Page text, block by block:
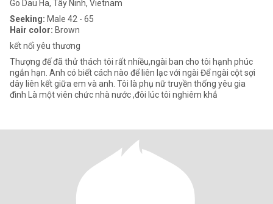
Go Dau Ha, Tây Ninh, Vietnam
Seeking: Male 42 - 65
Hair color: Brown
kết nối yêu thương
Thượng đế đã thử thách tôi rất nhiều,ngài ban cho tôi hạnh phúc
ngắn hạn. Anh có biết cách nào để liên lạc với ngài Để ngài cột sợi
dây liên kết giữa em và anh. Tôi là phụ nữ truyền thống yêu gia
đình Là một viên chức nhà nước ,đôi lúc tôi nghiêm khắ